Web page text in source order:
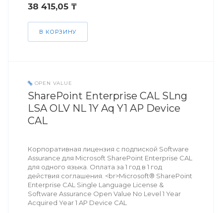
38 415,05 ₸
В КОРЗИНУ
OPEN VALUE
SharePoint Enterprise CAL SLng
LSA OLV NL 1Y Aq Y1 AP Device
CAL
Корпоративная лицензия с подпиской Software
Assurance для Microsoft SharePoint Enterprise CAL
для одного языка. Оплата за 1 год в 1 год
действия соглашения. <br>Microsoft® SharePoint
Enterprise CAL Single Language License &
Software Assurance Open Value No Level 1 Year
Acquired Year 1 AP Device CAL